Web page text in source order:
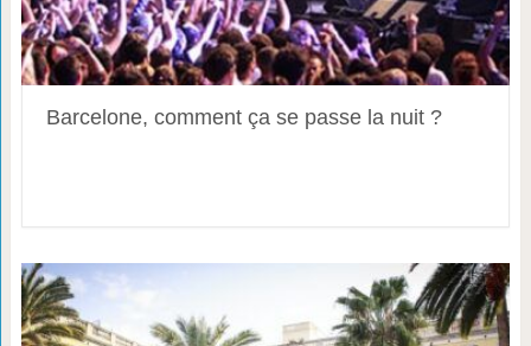
Barcelone, comment ça se passe la nuit ?